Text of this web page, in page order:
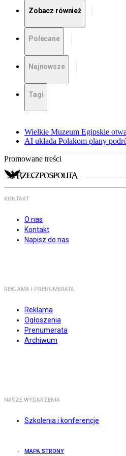
Zobacz również
Polecane
Najnowsze
Tagi
Wielkie Muzeum Egipskie
AI układa Polakom plany
Promowane treści
KONTAKT
O nas
Kontakt
Napisz do nas
REKLAMA I PRENUMERATA
Reklama
Ogłoszenia
Prenumerata
Archiwum
NASZE WYDARZENIA
Szkolenia i konferencje
MAPA STRONY